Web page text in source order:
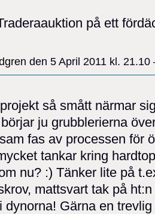
på ett
den 5 April 2011 kl.
så smått närmar
ju grubblerierna
fas av processen för
tankar kring
nu? :) Tänker lite på
mattsvart tak på
dynorna! Gärna en